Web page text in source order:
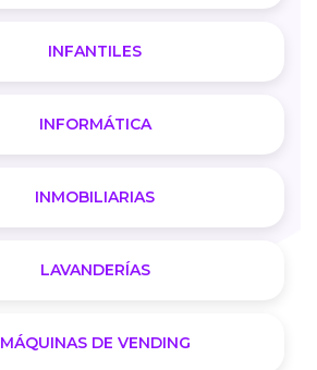
INFANTILES
INFORMÁTICA
INMOBILIARIAS
LAVANDERÍAS
MÁQUINAS DE VENDING